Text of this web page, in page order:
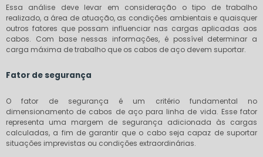
Essa análise deve levar em consideração o tipo de trabalho
realizado, a área de atuação, as condições ambientais e quaisquer
outros fatores que possam influenciar nas cargas aplicadas aos
cabos. Com base nessas informações, é possível determinar a
carga máxima de trabalho que os cabos de aço devem suportar.
Fator de segurança
O fator de segurança é um critério fundamental no
dimensionamento de cabos de aço para linha de vida. Esse fator
representa uma margem de segurança adicionada às cargas
calculadas, a fim de garantir que o cabo seja capaz de suportar
situações imprevistas ou condições extraordinárias.